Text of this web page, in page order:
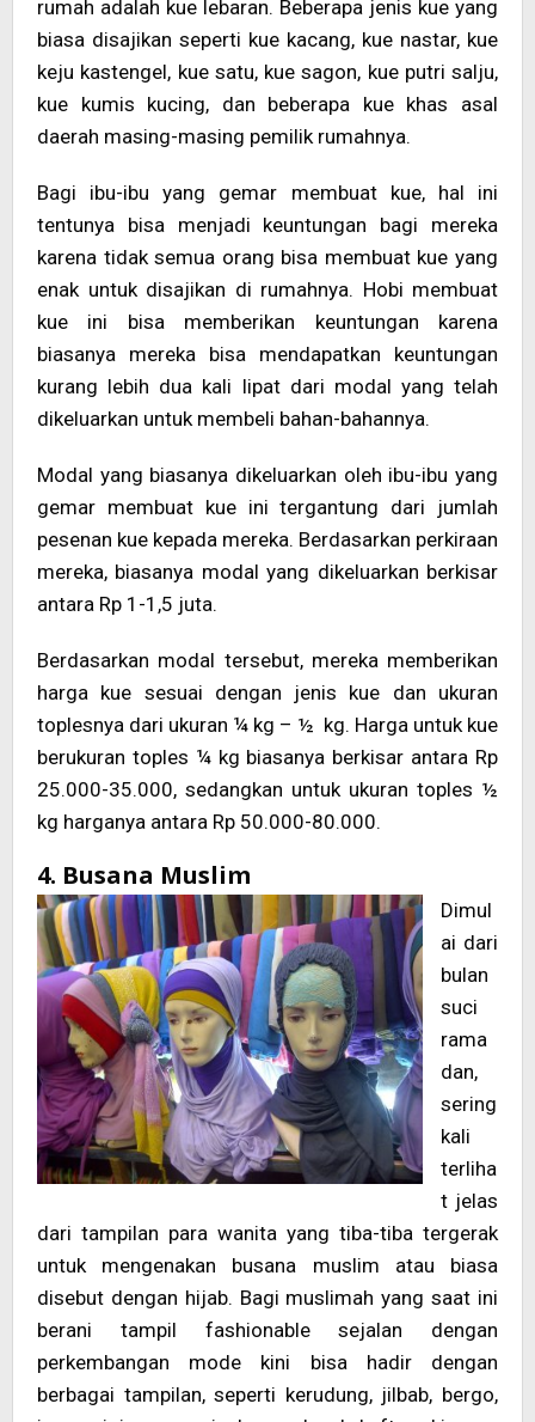
rumah adalah kue lebaran. Beberapa jenis kue yang
biasa disajikan seperti kue kacang, kue nastar, kue
keju kastengel, kue satu, kue sagon, kue putri salju,
kue kumis kucing, dan beberapa kue khas asal
daerah masing-masing pemilik rumahnya.
Bagi ibu-ibu yang gemar membuat kue, hal ini
tentunya bisa menjadi keuntungan bagi mereka
karena tidak semua orang bisa membuat kue yang
enak untuk disajikan di rumahnya. Hobi membuat
kue ini bisa memberikan keuntungan karena
biasanya mereka bisa mendapatkan keuntungan
kurang lebih dua kali lipat dari modal yang telah
dikeluarkan untuk membeli bahan-bahannya.
Modal yang biasanya dikeluarkan oleh ibu-ibu yang
gemar membuat kue ini tergantung dari jumlah
pesenan kue kepada mereka. Berdasarkan perkiraan
mereka, biasanya modal yang dikeluarkan berkisar
antara Rp 1-1,5 juta.
Berdasarkan modal tersebut, mereka memberikan
harga kue sesuai dengan jenis kue dan ukuran
toplesnya dari ukuran ¼ kg – ½ kg. Harga untuk kue
berukuran toples ¼ kg biasanya berkisar antara Rp
25.000-35.000, sedangkan untuk ukuran toples ½
kg harganya antara Rp 50.000-80.000.
4. Busana Muslim
Dimul
ai dari
bulan
suci
rama
dan,
sering
kali
terliha
t jelas
dari tampilan para wanita yang tiba-tiba tergerak
untuk mengenakan busana muslim atau biasa
disebut dengan hijab. Bagi muslimah yang saat ini
berani tampil fashionable sejalan dengan
perkembangan mode kini bisa hadir dengan
berbagai tampilan, seperti kerudung, jilbab, bergo,